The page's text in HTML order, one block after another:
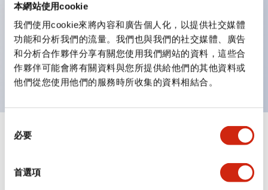
本網站使用cookie
我們使用cookie來將內容和廣告個人化，以提供社交媒體
功能和分析我們的流量。我們也與我們的社交媒體、廣告
和分析合作夥伴分享有關您使用我們網站的資料，這些合
作夥伴可能會將有關資料與您所提供給他們的其他資料或
他們從您使用他們的服務時所收集的資料相結合。
必要
首選項
支援色彩通用設計（CUD）：可清楚辨識正方平頭形指
示燈的亮燈/熄燈狀態，以及點燈時的顏色識別。
符合 ISO 3864-4 安全色規範：在危險或緊急狀況下，
顏色表現更明確鮮明，便於更多人識別。
規格 顯示全部+
審美規範